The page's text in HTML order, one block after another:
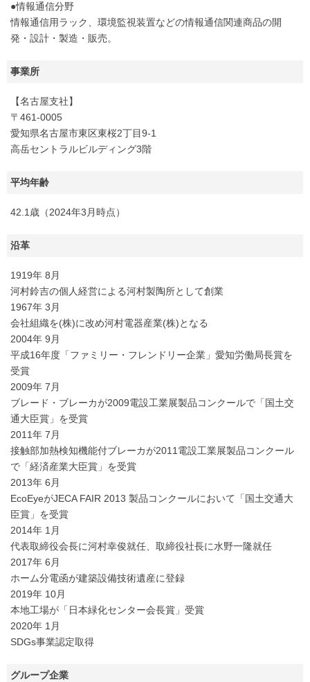
●情報通信分野
情報通信用ラック、環境監視装置などの情報通信関連商品の開
発・設計・製造・販売。
事業所
【名古屋支社】
〒461-0005
愛知県名古屋市東区東桜2丁目9-1
高岳セントラルビルディング3階
平均年齢
42.1歳（2024年3月時点）
沿革
1919年 8月
河村鈴吉の個人経営による河村製陶所として創業
1967年 3月
会社組織を(株)に改め河村電器産業(株)となる
2004年 9月
平成16年度「ファミリー・フレンドリー企業」愛知労働局長賞を
受賞
2009年 7月
ブレード・ブレーカが2009電設工業展製品コンクールで「国土交
通大臣賞」を受賞
2011年 7月
接触部加熱検知機能付ブレーカが2011電設工業展製品コンクール
で「経済産業大臣賞」を受賞
2013年 6月
EcoEyeがJECA FAIR 2013 製品コンクールにおいて「国土交通大
臣賞」を受賞
2014年 1月
代表取締役会長に河村幸俊就任、取締役社長に水野一隆就任
2017年 6月
ホーム分電函が建築設備技術遺産に登録
2019年 10月
本地工場が「日本緑化センター会長賞」受賞
2020年 1月
SDGs事業認定取得
グループ企業